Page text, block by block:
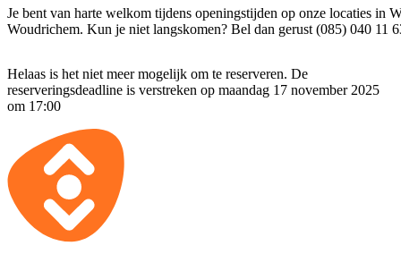
Je bent van harte welkom tijdens openingstijden op onze locaties in
Woudrichem. Kun je niet langskomen? Bel dan gerust (085) 040 11
Helaas is het niet meer mogelijk om te reserveren. De
reserveringsdeadline is verstreken op maandag 17 november 2025
om 17:00